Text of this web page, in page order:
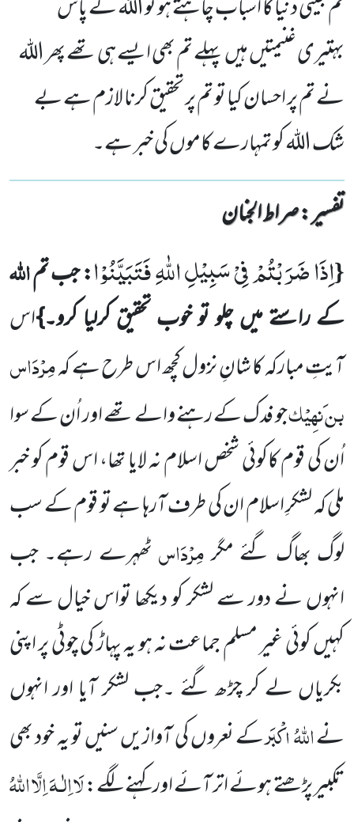
تم جیتی دنیا کا اسباب چاہتے ہو تو اللہ کے پاس
بہتیری غنیمتیں ہیں پہلے تم بھی ایسے ہی تھے پھر اللہ
نے تم پر احسان کیا تو تم پر تحقیق کرنا لازم ہے بے
شک اللہ کو تمہارے کاموں کی خبر ہے۔
تفسیر : ‎صراط الجنان
{اِذَا ضَرَبْتُمْ فِیْ سَبِیْلِ اللّٰهِ فَتَبَیَّنُوْا: جب تماللہ
کے راستے میں چلو تو خوب تحقیق کرلیا کرو۔}اس
آیتِ مبارکہ کا شانِ نزول کچھ اس طرح ہے کہمِرْدَاس
بن َنہِیْکجو فدک کے رہنے والے تھے اور اُن کے سوا
اُن کی قوم کاکوئی شخص اسلام نہ لایا تھا، اس قوم کو خبر
ملی کہ لشکرِ اسلام ان کی طرف آرہا ہے تو قوم کے سب
لوگ بھاگ گئے مگرمِرْدَاسٹھہرےرہے۔ جب
انہوں نے دور سے لشکر کو دیکھا تواس خیال سے کہ
کہیں کوئی غیر مسلم جماعت نہ ہو یہ پہاڑ کی چوٹی پر اپنی
بکریاںلے کر چڑھ گئے ۔جب لشکر آیا اور انہوں
نےاللہُ اکْبَرکے نعروں کی آوازیں سنیں تو یہ خود بھی
تکبیر پڑھتے ہوئے اتر آئے اور کہنے لگے:لَا اِلٰـہَ اِلَّا اللہُ